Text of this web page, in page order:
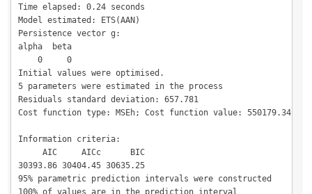
Time elapsed: 0.24 seconds
Model estimated: ETS(AAN)
Persistence vector g:
alpha  beta
    0     0
Initial values were optimised.
5 parameters were estimated in the process
Residuals standard deviation: 657.781
Cost function type: MSEh; Cost function value: 550179.34
Information criteria:
     AIC     AICc      BIC
30393.86 30404.45 30635.25
95% parametric prediction intervals were constructed